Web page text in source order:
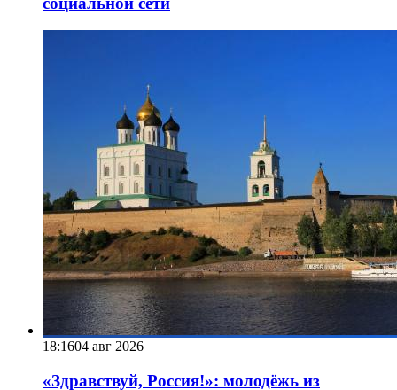
18:1604 авг 2026
«Здравствуй, Россия!»: молодёжь из